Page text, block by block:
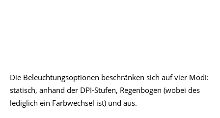
Die Beleuchtungsoptionen beschränken sich auf vier Modi:
statisch, anhand der DPI-Stufen, Regenbogen (wobei des
lediglich ein Farbwechsel ist) und aus.